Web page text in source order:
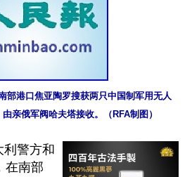
部港口焦亚陶罗搜获两只中国制军用无人
亲俄军阀哈夫塔接收。（RFA制图）
利警方和
在南部